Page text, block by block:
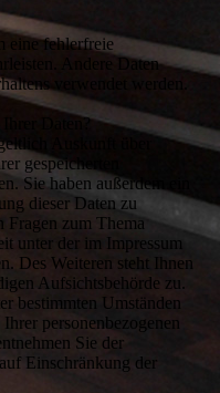
eine fehlerfreie
Andere Daten
verwendet werden.
Daten?
Auskunft über
gespeicherten
Sie haben außerdem ein
dieser Daten zu
Fragen zum Thema
unter der im Impressum
Des Weiteren steht Ihnen
Aufsichtsbehörde zu.
bestimmten Umständen
personenbezogenen
Sie der
Einschränkung der